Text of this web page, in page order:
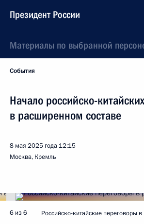
Президент России
Материалы по выбранной
События
Начало российско-
в расширенном составе
8 мая 2025 года 12:15
Москва, Кремль
6 из 6 Российско-китайские переговоры